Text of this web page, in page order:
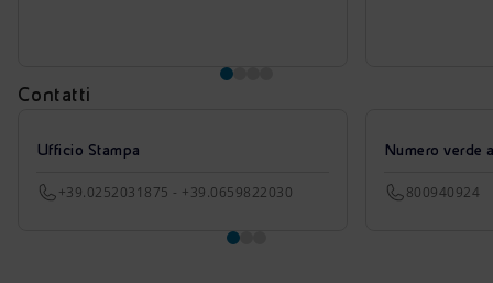
Contatti
Ufficio Stampa
+39.0252031875 - +39.0659822030
Numero verde
800940924